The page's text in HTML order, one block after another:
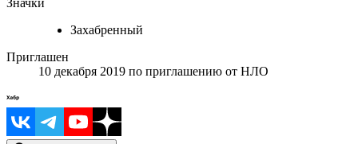
Значки
Захабренный
Приглашен
10 декабря 2019 по приглашению от НЛО